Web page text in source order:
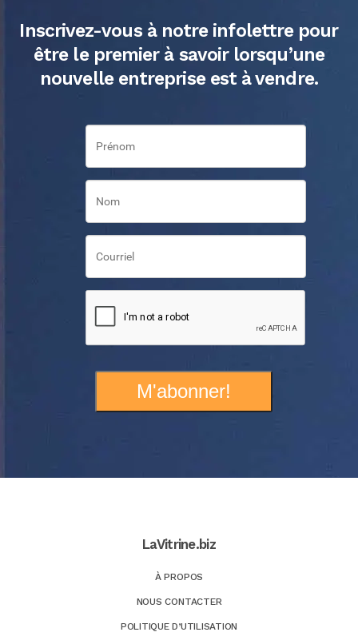
Inscrivez-vous à notre infolettre pour
être le premier à savoir lorsqu’une
nouvelle entreprise est à vendre.
M'abonner!
LaVitrine.biz
À PROPOS
NOUS CONTACTER
POLITIQUE D’UTILISATION